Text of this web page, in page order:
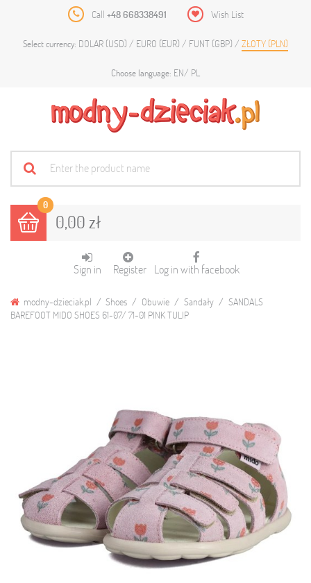
Call +48 668338491 Wish List
Select currency: DOLAR (USD) EURO (EUR) FUNT (GBP) ZŁOTY (PLN)
Choose language: EN PL
0
0,00 zł
Sign in Register Log in with facebook
modny-dzieciak.pl Shoes Obuwie Sandały
SANDALS
BAREFOOT MIDO SHOES 61-07/ 71-01 PINK TULIP